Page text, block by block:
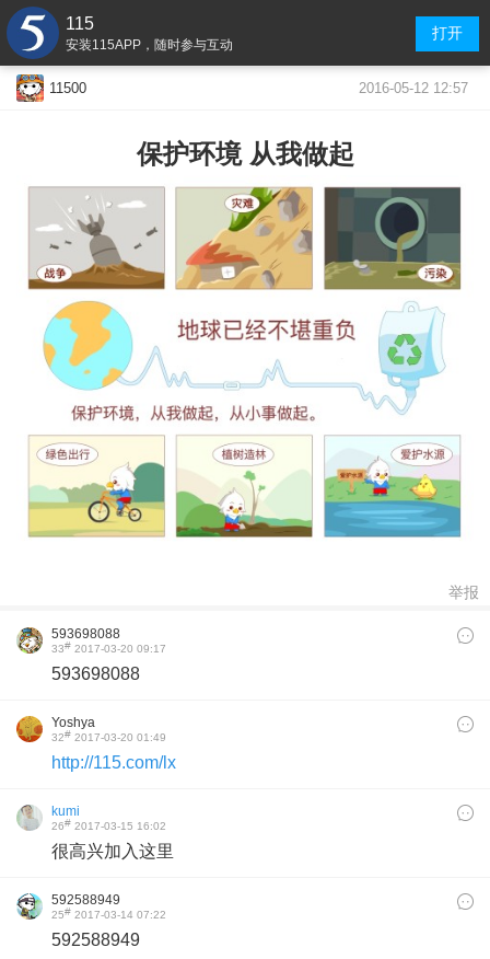
115
安装115APP，随时参与互动
打开
11500 2016-05-12 12:57
保护环境 从我做起
举报
593698088
33# 2017-03-20 09:17
593698088
Yoshya
32# 2017-03-20 01:49
http://115.com/lx
kumi
26# 2017-03-15 16:02
很高兴加入这里
592588949
25# 2017-03-14 07:22
592588949